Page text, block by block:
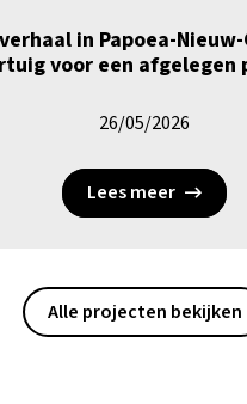
in Papoea-
voor een afgelegen
26/05/2026
Lees meer
Alle projecten bekijken